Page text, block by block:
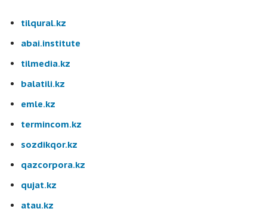
tilqural.kz
abai.institute
tilmedia.kz
balatili.kz
emle.kz
termincom.kz
sozdikqor.kz
qazcorpora.kz
qujat.kz
atau.kz